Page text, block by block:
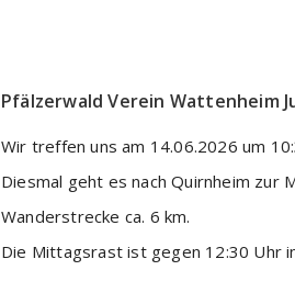
Pfälzerwald Verein Wattenheim
Wir treffen uns am 14.06.2026 um
Diesmal geht es nach Quirnheim zur
Wanderstrecke ca. 6 km.
Die Mittagsrast ist gegen 12:30 Uhr